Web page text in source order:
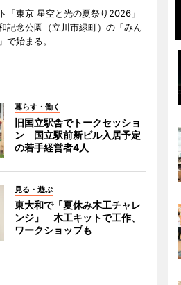
「東京 星空と光の夏祭り2026」
記念公園（立川市緑町）の「みん
で始まる。
暮らす・働く
旧国立駅舎でトークセッショ
ン 国立駅前新ビル入居予定
の若手経営者4人
見る・遊ぶ
東大和で「夏休み木工チャレ
ンジ」 木工キットで工作、
ワークショップも